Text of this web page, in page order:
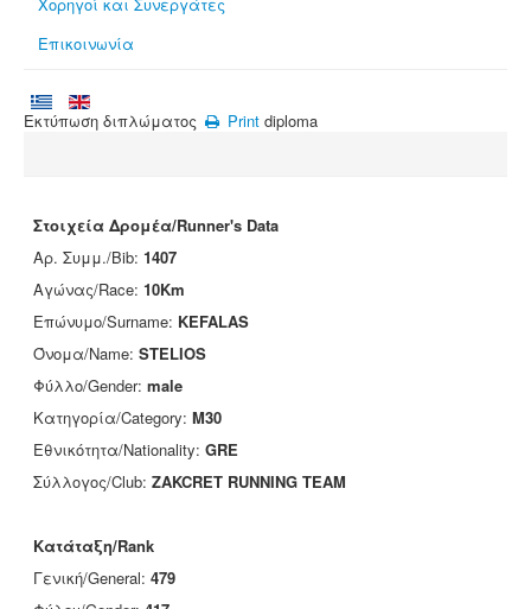
Επικοινωνία
Εκτύπωση διπλώματος Print diploma
Στοιχεία Δρομέα/Runner's Data
Αρ. Συμμ./Bib: 1407
Αγώνας/Race: 10Km
Επώνυμο/Surname: KEFALAS
Όνομα/Name: STELIOS
Φύλλο/Gender: male
Κατηγορία/Category: M30
Εθνικότητα/Nationality: GRE
Σύλλογος/Club: ZAKCRET RUNNING TEAM
Κατάταξη/Rank
Γενική/General: 479